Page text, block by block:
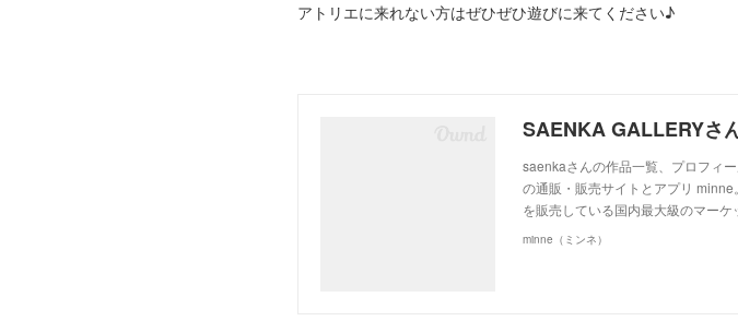
アトリエに来れない方はぜひぜひ遊びに来てください♪
SAENKA GALLERYさ
saenkaさんの作品一覧、プロフィ
の通販・販売サイトとアプリ
を販売している国内最大級のマーケ
minne（ミンネ）